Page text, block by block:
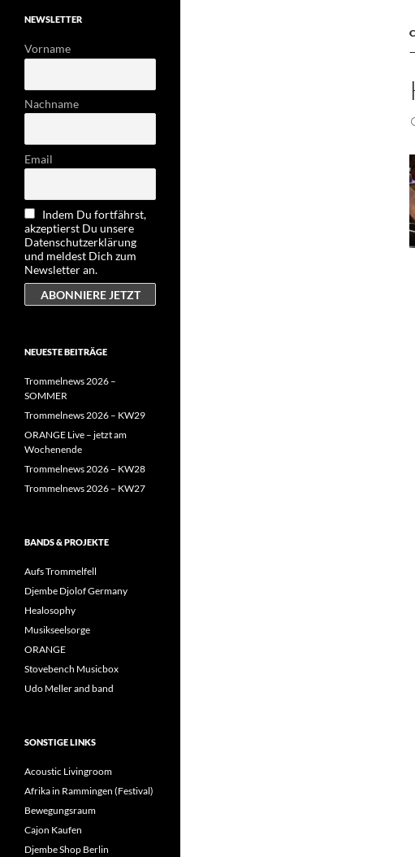
NEWSLETTER
Vorname
Nachname
Email
Indem Du fortfährst,
akzeptierst Du unsere
Datenschutzerklärung
und meldest Dich zum
Newsletter an.
NEUESTE BEITRÄGE
Trommelnews 2026 –
SOMMER
Trommelnews 2026 – KW29
ORANGE Live – jetzt am
Wochenende
Trommelnews 2026 – KW28
Trommelnews 2026 – KW27
BANDS & PROJEKTE
Aufs Trommelfell
Djembe Djolof Germany
Healosophy
Musikseelsorge
ORANGE
Stovebench Musicbox
Udo Meller and band
SONSTIGE LINKS
Acoustic Livingroom
Afrika in Rammingen (Festival)
Bewegungsraum
Cajon Kaufen
Djembe Shop Berlin